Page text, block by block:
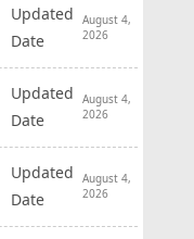
Updated
Date
August 4,
2026
Updated
Date
August 4,
2026
Updated
Date
August 4,
2026